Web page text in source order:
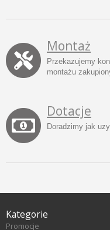
Montaż
Przekazujemy
montażu
Dotacje
Doradzimy jak
Kategorie
Promocje